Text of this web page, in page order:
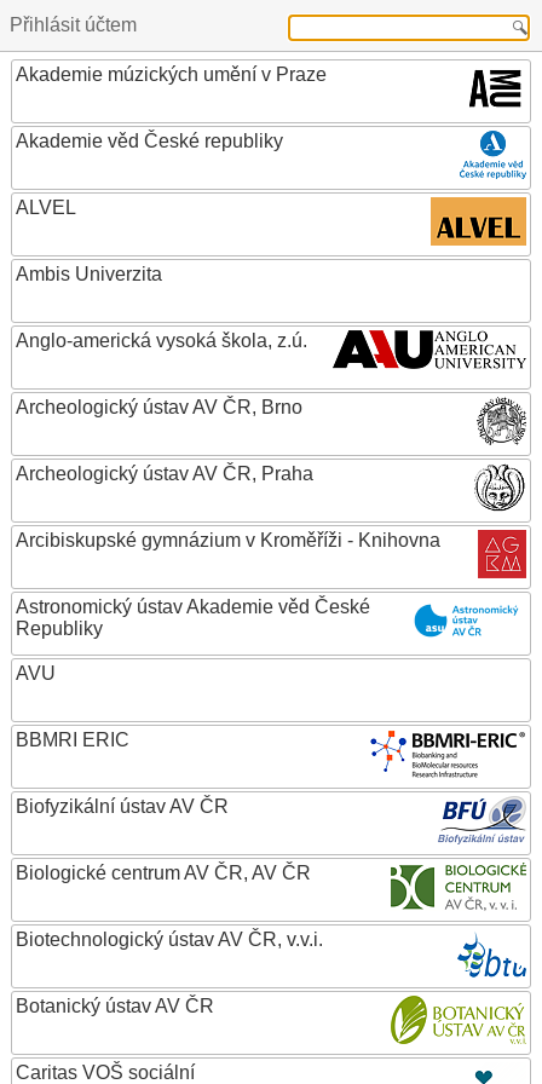
Přihlásit účtem
Akademie múzických umění v Praze
Akademie věd České republiky
ALVEL
Ambis Univerzita
Anglo-americká vysoká škola, z.ú.
Archeologický ústav AV ČR, Brno
Archeologický ústav AV ČR, Praha
Arcibiskupské gymnázium v Kroměříži - Knihovna
Astronomický ústav Akademie věd České
Republiky
AVU
BBMRI ERIC
Biofyzikální ústav AV ČR
Biologické centrum AV ČR, AV ČR
Biotechnologický ústav AV ČR, v.v.i.
Botanický ústav AV ČR
Caritas VOŠ sociální